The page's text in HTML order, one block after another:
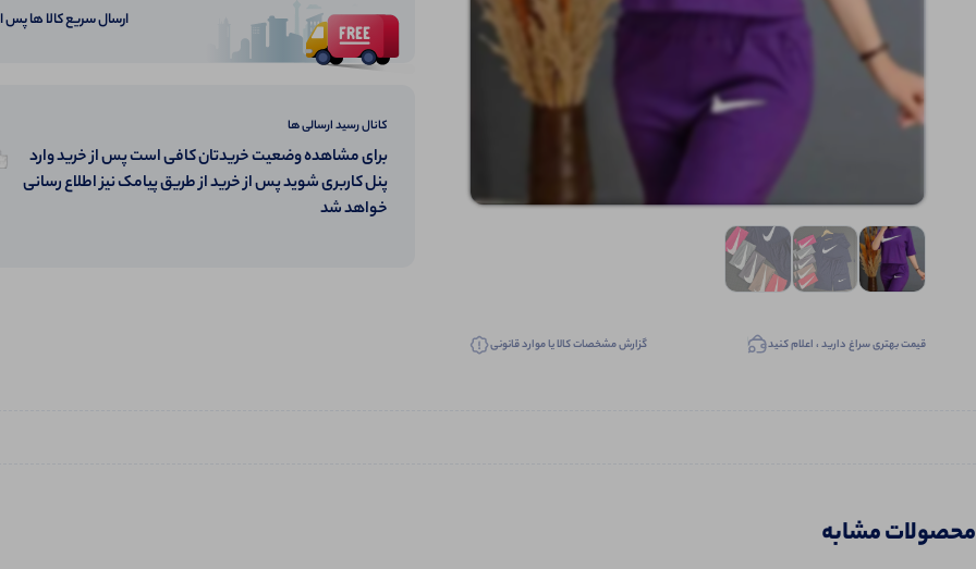
قیمت بهتری سراغ دارید ، اعلام کنید گزارش مشخصات کالا یا موارد قانونی
ارسال سریع کالا ها
کانال رسید ارسالی ها
برای مشاهده وضعیت خریدتان کافی است پس از خرید وارد
پنل کاربری شوید پس از خرید از طریق پیامک نیز اطلاع رسانی
خواهد شد
محصولات مشابه